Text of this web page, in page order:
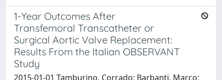
1-Year Outcomes After
Transfemoral Transcatheter or
Surgical Aortic Valve Replacement:
Results From the Italian OBSERVANT
Study
2015-01-01 Tamburino, Corrado; Barbanti, Marco;